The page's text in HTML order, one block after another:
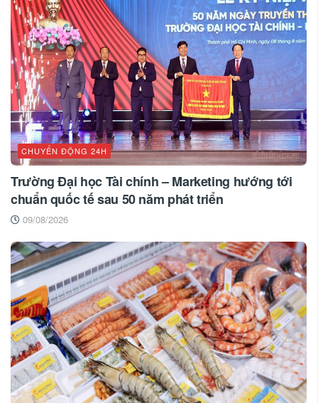
CHUYỂN ĐỘNG 24H
Trường Đại học Tài chính – Marketing hướng tới
chuẩn quốc tế sau 50 năm phát triển
09/08/2026